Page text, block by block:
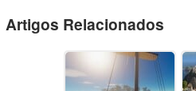
Artigos Relacionados